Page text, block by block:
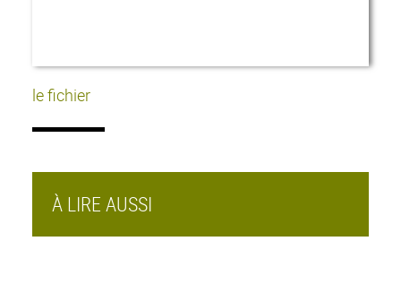
le fichier
À LIRE AUSSI